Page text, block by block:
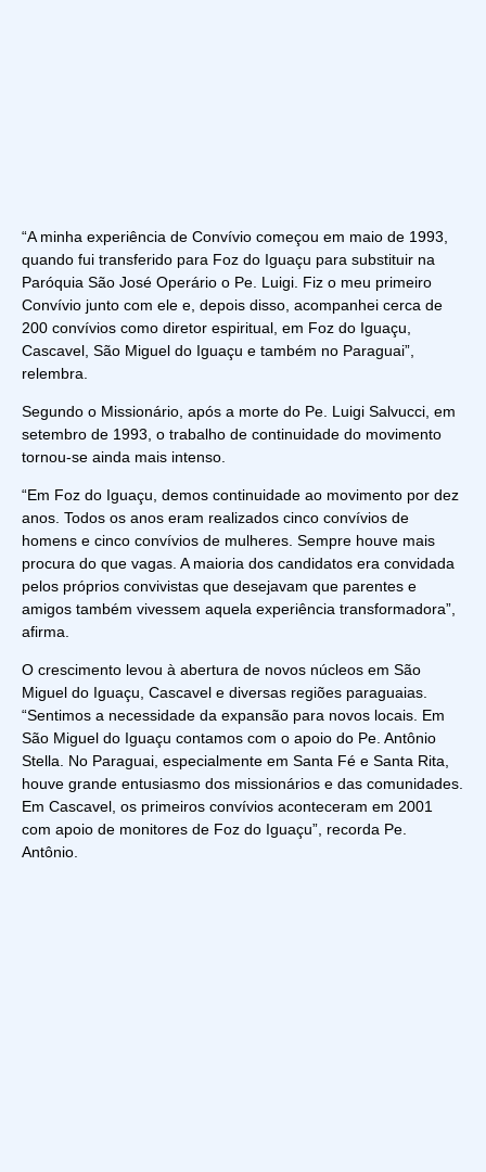
“A minha experiência de Convívio começou em maio de 1993,
quando fui transferido para Foz do Iguaçu para substituir na
Paróquia São José Operário o Pe. Luigi. Fiz o meu primeiro
Convívio junto com ele e, depois disso, acompanhei cerca de
200 convívios como diretor espiritual, em Foz do Iguaçu,
Cascavel, São Miguel do Iguaçu e também no Paraguai”,
relembra.
Segundo o Missionário, após a morte do Pe. Luigi Salvucci, em
setembro de 1993, o trabalho de continuidade do movimento
tornou-se ainda mais intenso.
“Em Foz do Iguaçu, demos continuidade ao movimento por dez
anos. Todos os anos eram realizados cinco convívios de
homens e cinco convívios de mulheres. Sempre houve mais
procura do que vagas. A maioria dos candidatos era convidada
pelos próprios convivistas que desejavam que parentes e
amigos também vivessem aquela experiência transformadora”,
afirma.
O crescimento levou à abertura de novos núcleos em São
Miguel do Iguaçu, Cascavel e diversas regiões paraguaias.
“Sentimos a necessidade da expansão para novos locais. Em
São Miguel do Iguaçu contamos com o apoio do Pe. Antônio
Stella. No Paraguai, especialmente em Santa Fé e Santa Rita,
houve grande entusiasmo dos missionários e das comunidades.
Em Cascavel, os primeiros convívios aconteceram em 2001
com apoio de monitores de Foz do Iguaçu”, recorda Pe.
Antônio.